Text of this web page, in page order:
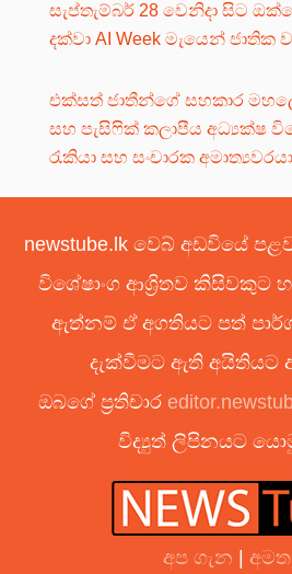
සැප්තැම්බර් 28 වෙනිදා සිට
දක්වා AI Week මැයෙන්
එක්සත් ජාතීන්ගේ සහකාර
සහ පැසිෆික් කලාපීය අධ්‍යක්ෂ
රැකියා සහ සංචාරක
newstube.lk වෙබ් අඩවියේ
විශේෂාංග ආශ්‍රිතව කිසිවකුට
ඇත්නම් ඒ අගතියට පත්
දැක්වීමට ඇති අයිතියට
ඔබගේ ප්‍රතිචාර
විද්‍යුත් ලිපිනයට
අප ගැන